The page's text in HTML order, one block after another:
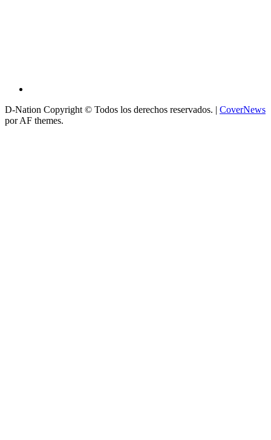
D-Nation Copyright © Todos los derechos reservados. | CoverNews
por AF themes.